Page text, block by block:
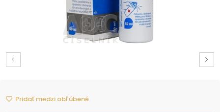
Pridať medzi obľúbené